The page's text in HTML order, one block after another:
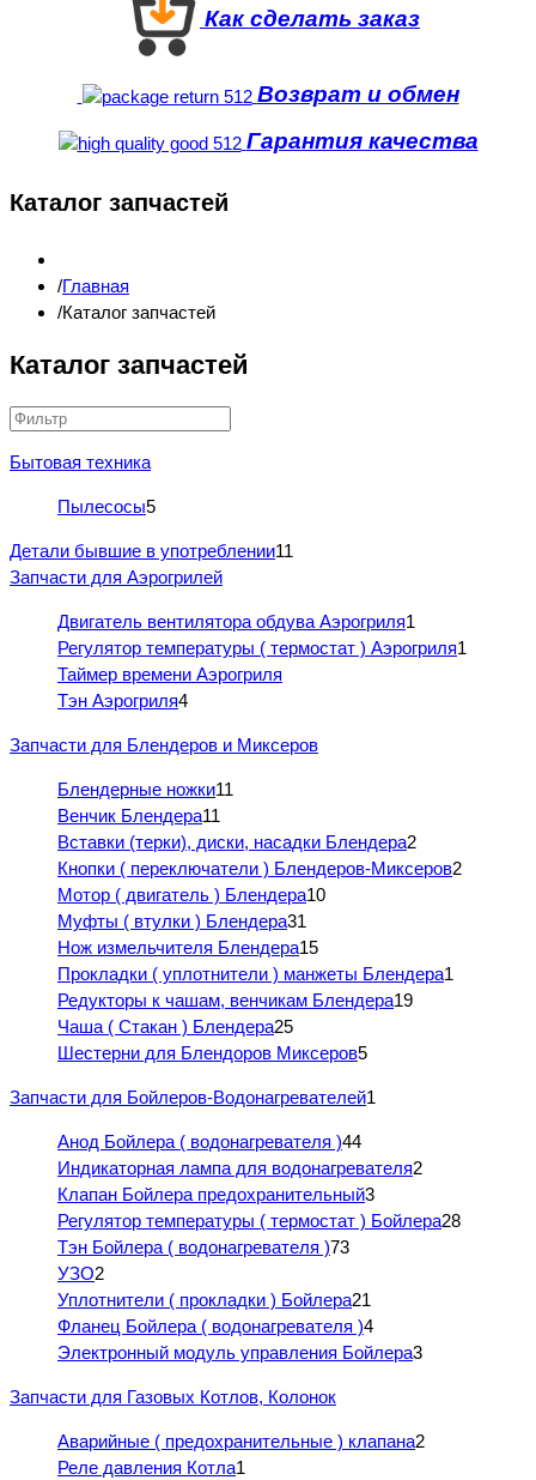
Как сделать заказ
Возврат и обмен
Гарантия качества
Каталог запчастей
Главная
Каталог запчастей
Каталог запчастей
Бытовая техника
Пылесосы5
Детали бывшие в употреблении11
Запчасти для Аэрогрилей
Двигатель вентилятора обдува Аэрогриля1
Регулятор температуры ( термостат ) Аэрогриля1
Таймер времени Аэрогриля
Тэн Аэрогриля4
Запчасти для Блендеров и Миксеров
Блендерные ножки11
Венчик Блендера11
Вставки (терки), диски, насадки Блендера2
Кнопки ( переключатели ) Блендеров-Миксеров2
Мотор ( двигатель ) Блендера10
Муфты ( втулки ) Блендера31
Нож измельчителя Блендера15
Прокладки ( уплотнители ) манжеты Блендера1
Редукторы к чашам, венчикам Блендера19
Чаша ( Стакан ) Блендера25
Шестерни для Блендоров Миксеров5
Запчасти для Бойлеров-Водонагревателей1
Анод Бойлера ( водонагревателя )44
Индикаторная лампа для водонагревателя2
Клапан Бойлера предохранительный3
Регулятор температуры ( термостат ) Бойлера28
Тэн Бойлера ( водонагревателя )73
УЗО2
Уплотнители ( прокладки ) Бойлера21
Фланец Бойлера ( водонагревателя )4
Электронный модуль управления Бойлера3
Запчасти для Газовых Котлов, Колонок
Аварийные ( предохранительные ) клапана2
Реле давления Котла1